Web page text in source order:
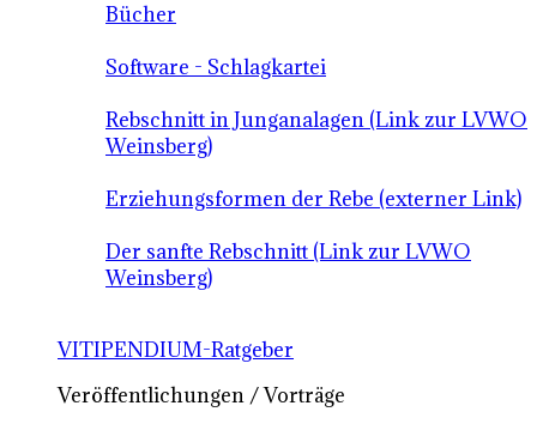
Bücher
Software - Schlagkartei
Rebschnitt in Junganalagen (Link zur LVWO
Weinsberg)
Erziehungsformen der Rebe (externer Link)
Der sanfte Rebschnitt (Link zur LVWO
Weinsberg)
VITIPENDIUM-Ratgeber
Veröffentlichungen / Vorträge